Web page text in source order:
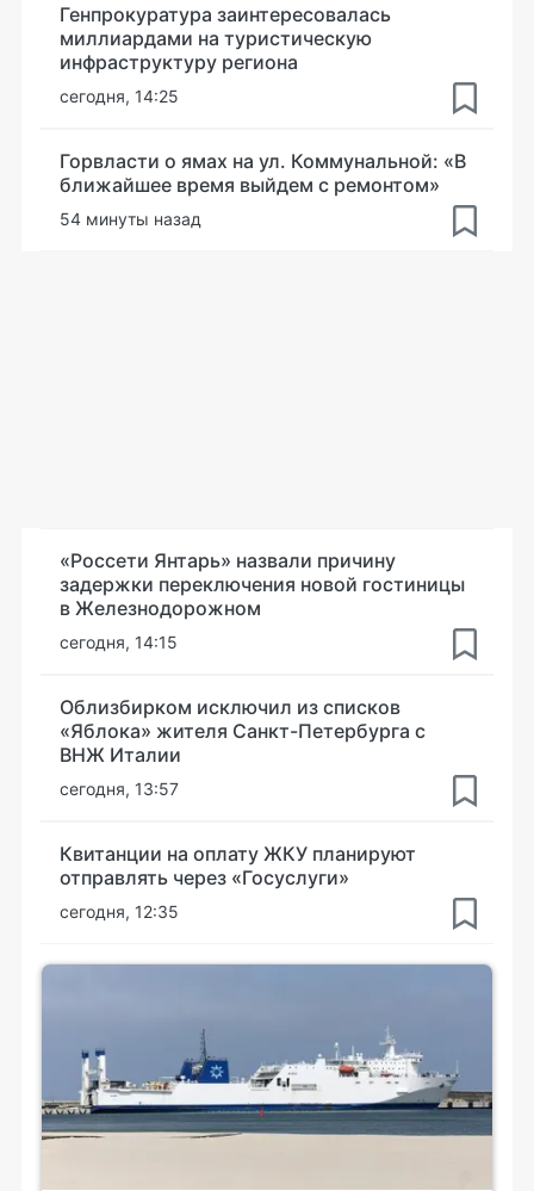
Генпрокуратура заинтересовалась
миллиардами на туристическую
инфраструктуру региона
сегодня, 14:25
Горвласти о ямах на ул. Коммунальной: «В
ближайшее время выйдем с ремонтом»
54 минуты назад
«Россети Янтарь» назвали причину
задержки переключения новой гостиницы
в Железнодорожном
сегодня, 14:15
Облизбирком исключил из списков
«Яблока» жителя Санкт-Петербурга с
ВНЖ Италии
сегодня, 13:57
Квитанции на оплату ЖКУ планируют
отправлять через «Госуслуги»
сегодня, 12:35